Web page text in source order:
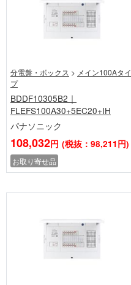
分電盤・ボックス > メイン100Aタイ
プ
BDDF10305B2｜
FLEFS100A30+5EC20+IH
パナソニック
108,032円 (税抜：98,211円)
お取り寄せ品